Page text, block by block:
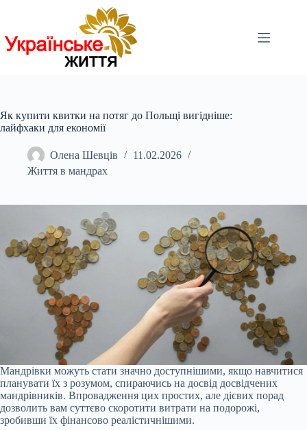
Як купити квитки на потяг до Польщі вигідніше:
лайфхаки для економії
Олена Шевців
11.02.2026
Життя в мандрах
Мандрівки можуть стати значно доступнішими, якщо навчитися
планувати їх з розумом, спираючись на досвід досвідчених
мандрівників. Впровадження цих простих, але дієвих порад
дозволить вам суттєво скоротити витрати на подорожі,
зробивши їх фінансово реалістичнішими.